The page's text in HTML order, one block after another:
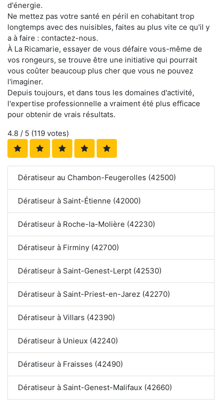
d'énergie.
Ne mettez pas votre santé en péril en cohabitant trop
longtemps avec des nuisibles, faites au plus vite ce qu'il y
a à faire : contactez-nous.
À La Ricamarie, essayer de vous défaire vous-même de
vos rongeurs, se trouve être une initiative qui pourrait
vous coûter beaucoup plus cher que vous ne pouvez
l'imaginer.
Depuis toujours, et dans tous les domaines d'activité,
l'expertise professionnelle a vraiment été plus efficace
pour obtenir de vrais résultats.
4.8 / 5 (119 votes)
Dératiseur au Chambon-Feugerolles (42500)
Dératiseur à Saint-Étienne (42000)
Dératiseur à Roche-la-Molière (42230)
Dératiseur à Firminy (42700)
Dératiseur à Saint-Genest-Lerpt (42530)
Dératiseur à Saint-Priest-en-Jarez (42270)
Dératiseur à Villars (42390)
Dératiseur à Unieux (42240)
Dératiseur à Fraisses (42490)
Dératiseur à Saint-Genest-Malifaux (42660)